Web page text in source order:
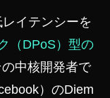
イテンシーを
（DPoS）型の
中核開発者で
）のDiem